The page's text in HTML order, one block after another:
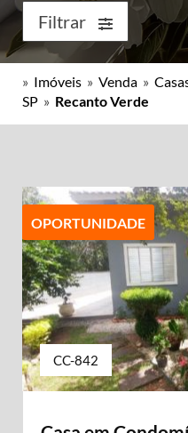
Filtrar
» Imóveis » Venda »
SP » Recanto Verde
OPORTUNIDADE
CC-842